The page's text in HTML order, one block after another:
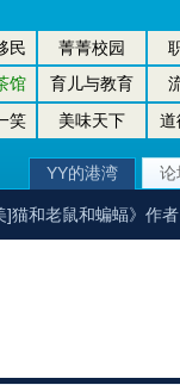
民 菁菁校园
馆 育儿与教育
笑 美味天下
道
YY的港湾 论
猫和老鼠和蝙蝠》作